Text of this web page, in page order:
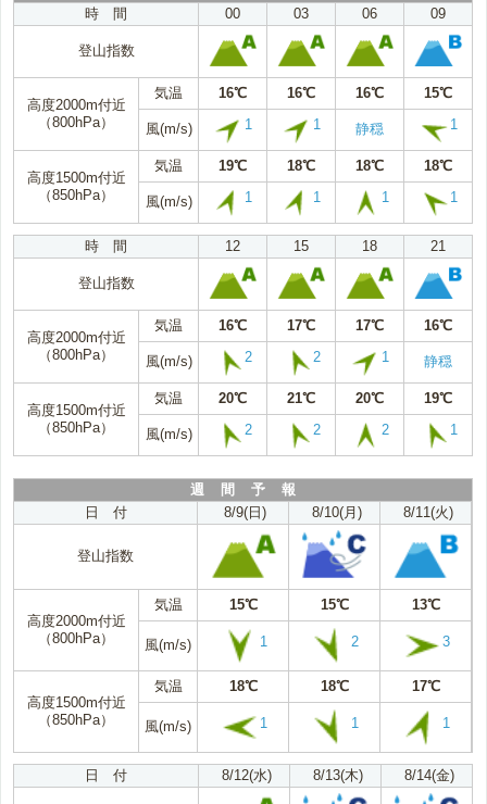
時 間
00 03 06 09
登山指数
高度2000m付近
（800hPa）
気温 16℃ 16℃ 16℃ 15℃
風(m/s) 1 1 静穏 1
高度1500m付近
（850hPa）
気温 19℃ 18℃ 18℃ 18℃
風(m/s) 1 1 1 1
時 間 12 15 18 21
登山指数
高度2000m付近
（800hPa）
気温 16℃ 17℃ 17℃ 16℃
風(m/s) 2 2 1 静穏
高度1500m付近
（850hPa）
気温 20℃ 21℃ 20℃ 19℃
風(m/s) 2 2 2 1
週 間 予 報
日 付
8/9(日) 8/10(月) 8/11(火)
登山指数
高度2000m付近
（800hPa）
気温 15℃ 15℃ 13℃
風(m/s) 1 2 3
高度1500m付近
（850hPa）
気温 18℃ 18℃ 17℃
風(m/s) 1 1 1
日 付 8/12(水) 8/13(木) 8/14(金)